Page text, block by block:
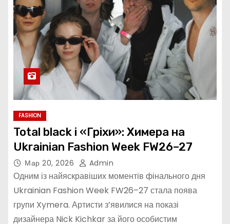
FASHION
Total black і «Гріхи»: Химера на
Ukrainian Fashion Week FW26–27
Мар 20, 2026 Admin
Одним із найяскравіших моментів фінального дня
Ukrainian Fashion Week FW26–27 стала поява
групи Xymera. Артисти з’явилися на показі
дизайнера Nick Kichkar за його особистим